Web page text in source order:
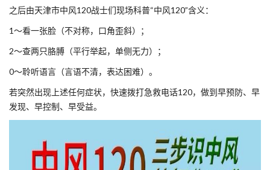
之后由天津市中风120战士们现场科普“中风120”含义：
1～看一张脸（不对称，口角歪斜）；
2～查两只胳膊（平行举起，单侧无力）；
0～聆听语言（言语不清，表达困难）。
若突然出现上述任何症状，快速拨打急救电话120，做到早预防、早
发现、早控制、早受益。